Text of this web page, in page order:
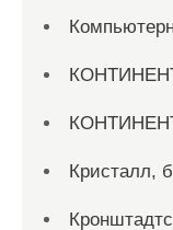
Кристалл,